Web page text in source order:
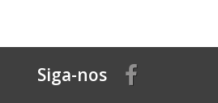
Siga-nos